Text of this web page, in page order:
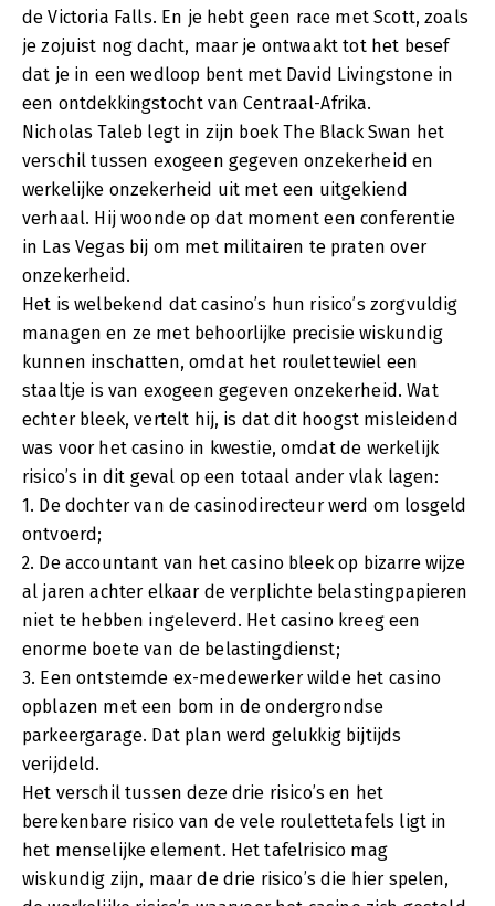
de Victoria Falls. En je hebt geen race met Scott, zoals
je zojuist nog dacht, maar je ontwaakt tot het besef
dat je in een wedloop bent met David Livingstone in
een ontdekkingstocht van Centraal-Afrika.
Nicholas Taleb legt in zijn boek The Black Swan het
verschil tussen exogeen gegeven onzekerheid en
werkelijke onzekerheid uit met een uitgekiend
verhaal. Hij woonde op dat moment een conferentie
in Las Vegas bij om met militairen te praten over
onzekerheid.
Het is welbekend dat casino’s hun risico’s zorgvuldig
managen en ze met behoorlijke precisie wiskundig
kunnen inschatten, omdat het roulettewiel een
staaltje is van exogeen gegeven onzekerheid. Wat
echter bleek, vertelt hij, is dat dit hoogst misleidend
was voor het casino in kwestie, omdat de werkelijk
risico’s in dit geval op een totaal ander vlak lagen:
1. De dochter van de casinodirecteur werd om losgeld
ontvoerd;
2. De accountant van het casino bleek op bizarre wijze
al jaren achter elkaar de verplichte belastingpapieren
niet te hebben ingeleverd. Het casino kreeg een
enorme boete van de belastingdienst;
3. Een ontstemde ex-medewerker wilde het casino
opblazen met een bom in de ondergrondse
parkeergarage. Dat plan werd gelukkig bijtijds
verijdeld.
Het verschil tussen deze drie risico’s en het
berekenbare risico van de vele roulettetafels ligt in
het menselijke element. Het tafelrisico mag
wiskundig zijn, maar de drie risico’s die hier spelen,